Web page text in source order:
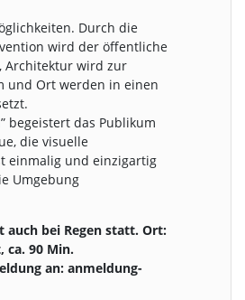
Durch die
wird der öffentliche
Architektur wird zur
und Ort werden in einen
begeistert das Publikum
die visuelle
einmalig und einzigartig
Umgebung
bei Regen statt. Ort:
ca. 90 Min.
an: anmeldung-